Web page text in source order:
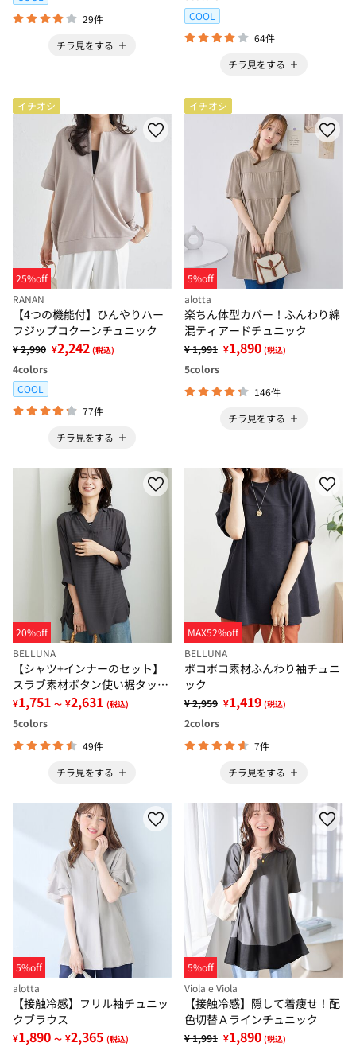
29件
チラ見をする
COOL
64件
チラ見をする
イチオシ
25%off
RANAN
【4つの機能付】ひんやりハー
フジップコクーンチュニック
¥ 2,990 ¥2,242 (税込)
4colors
COOL
77件
チラ見をする
イチオシ
5%off
alotta
楽ちん体型カバー！ふんわり綿
混ティアードチュニック
¥ 1,991 ¥1,890 (税込)
5colors
146件
チラ見をする
20%off
BELLUNA
【シャツ+インナーのセット】
スラブ素材ボタン使い裾タック
シャツアンサンブル
¥1,751 ～ ¥2,631 (税込)
5colors
49件
チラ見をする
MAX52%off
BELLUNA
ポコポコ素材ふんわり袖チュニ
ック
¥ 2,959 ¥1,419 (税込)
2colors
7件
チラ見をする
5%off
alotta
【接触冷感】フリル袖チュニッ
クブラウス
¥1,890 ～ ¥2,365 (税込)
5%off
Viola e Viola
【接触冷感】隠して着痩せ！配
色切替Ａラインチュニック
¥ 1,991 ¥1,890 (税込)